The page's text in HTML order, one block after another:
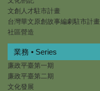
文創人才駐市計畫
台灣華文原創故事編劇駐市計畫
社區營造
業務 • Series
廉政平臺第一期
廉政平臺第二期
文化發展